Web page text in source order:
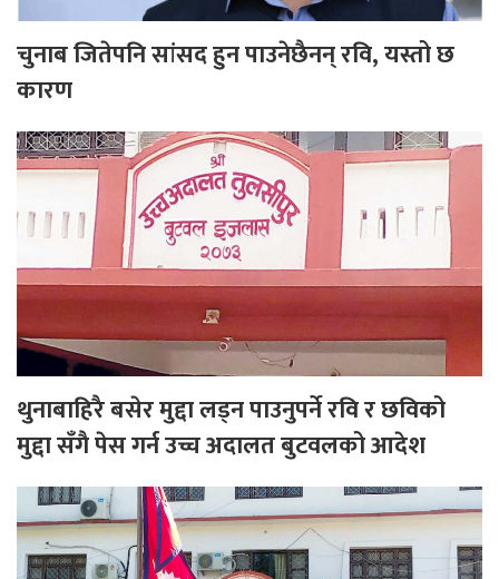
चुनाब जितेपनि सांसद हुन पाउनेछैनन् रवि, यस्तो छ
कारण
थुनाबाहिरै बसेर मुद्दा लड्न पाउनुपर्ने रवि र छविको
मुद्दा सँगै पेस गर्न उच्च अदालत बुटवलको आदेश